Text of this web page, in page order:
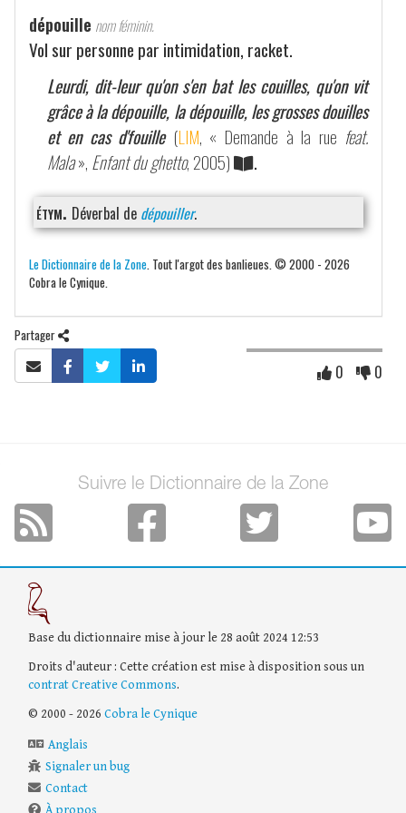
dépouille nom féminin.
Vol sur personne par intimidation, racket.
Leurdi, dit-leur qu'on s'en bat les couilles, qu'on vit
grâce à la dépouille, la dépouille, les grosses douilles
et en cas d'fouille (LIM, « Demande à la rue feat.
Mala», Enfant du ghetto, 2005)
.
étym. Déverbal de dépouiller.
Le Dictionnaire de la Zone . Tout l'argot des banlieues. © 2000 - 2026
Cobra le Cynique.
Partager
0 0
Suivre le Dictionnaire de la Zone
Base du dictionnaire mise à jour le 28 août 2024 12:53
Droits d'auteur : Cette création est mise à disposition sous un
contrat Creative Commons.
© 2000 - 2026 Cobra le Cynique
Anglais
Signaler un bug
Contact